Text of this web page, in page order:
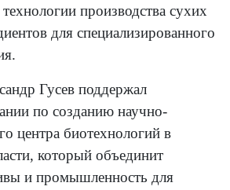
производства сухих
для специализированного
Гусев поддержал
по созданию научно-
центра биотехнологий в
который объединит
и промышленность для